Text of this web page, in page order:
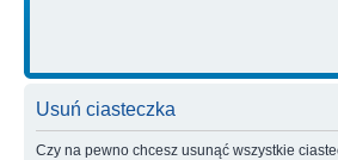
Usuń ciasteczka
Czy na pewno chcesz usunąć wszystkie